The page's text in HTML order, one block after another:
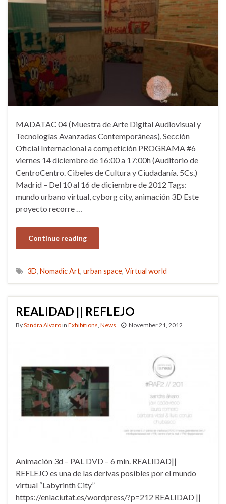
MADATAC 04 (Muestra de Arte Digital Audiovisual y
Tecnologías Avanzadas Contemporáneas), Sección
Oficial Internacional a competición PROGRAMA #6
viernes 14 diciembre de 16:00 a 17:00h (Auditorio de
CentroCentro. Cibeles de Cultura y Ciudadanía. 5Cs.)
Madrid – Del 10 al 16 de diciembre de 2012 Tags:
mundo urbano virtual, cyborg city, animación 3D Este
proyecto recorre …
Continue reading
3D, Nomadic Art, urban space, Virtual world
REALIDAD || REFLEJO
BySandra Alvaroin Exhibitions, News November 21, 2012
Animación 3d – PAL DVD – 6 min. REALIDAD||
REFLEJO es una de las derivas posibles por el mundo
virtual “Labyrinth City”
https://enlaciutat.es/wordpress/?p=212 REALIDAD ||